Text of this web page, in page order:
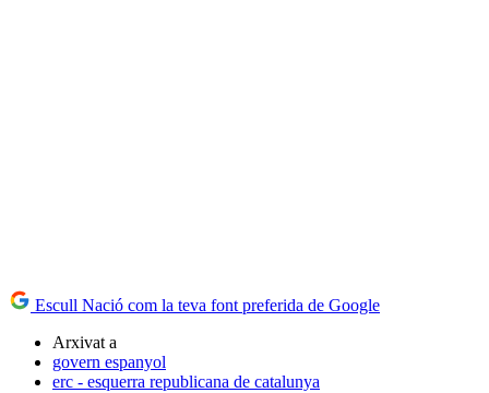
Escull Nació com la teva font preferida de Google
Arxivat a
govern espanyol
erc - esquerra republicana de catalunya